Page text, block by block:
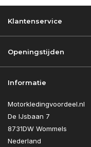
Klantenservice
Openingstijden
Informatie
Motorkledingvoordeel.nl
De IJsbaan 7
8731DW Wommels
Nederland